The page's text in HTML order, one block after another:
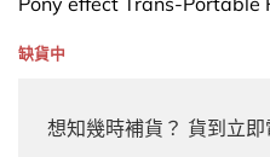
was:
缺貨中
想知幾時補貨？ 貨到立